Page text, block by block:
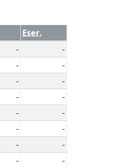
Eser.
-
-
-
-
-
-
-
-
-
-
-
-
-
-
-
-